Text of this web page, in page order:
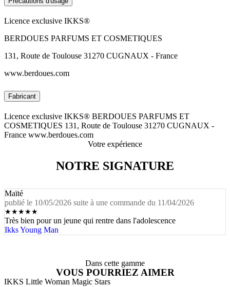
Licence exclusive IKKS®
BERDOUES PARFUMS ET COSMETIQUES
131, Route de Toulouse 31270 CUGNAUX - France
www.berdoues.com
Fabricant
Licence exclusive IKKS® BERDOUES PARFUMS ET
COSMETIQUES 131, Route de Toulouse 31270 CUGNAUX -
France www.berdoues.com
Votre expérience
NOTRE SIGNATURE
Maïté
publié le 10/05/2026 suite à une commande du 11/04/2026
★★★★★
Très bien pour un jeune qui rentre dans l'adolescence
Ikks Young Man
Dans cette gamme
VOUS POURRIEZ AIMER
IKKS Little Woman Magic Stars